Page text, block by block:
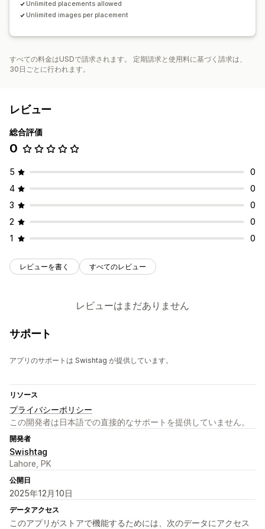
Unlimited placements allowed
Unlimited images per placement
すべての料金はUSDで請求されます。 定期請求と使用料に基づく請求は、
30日ごとに行われます。
レビュー
総合評価
0
5
0
4
0
3
0
2
0
1
0
レビューを書く すべてのレビュー
レビューはまだありません
サポート
アプリのサポートは Swishtag が提供しています。
リソース
プライバシーポリシー
この開発者は日本語での直接的なサポートを提供していません。
開発者
Swishtag
Lahore, PK
公開日
2025年12月10日
データアクセス
このアプリがストアで機能するためには、次のデータにアクセス